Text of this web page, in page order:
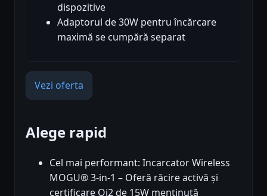
dispozitive
Adaptorul de 30W pentru încărcare
maximă se cumpără separat
Vezi oferta
Alege rapid
Cel mai performant: Incarcator Wireless
MOGU® 3-in-1 – Oferă răcire activă și
certificare Qi2 de 15W menținută